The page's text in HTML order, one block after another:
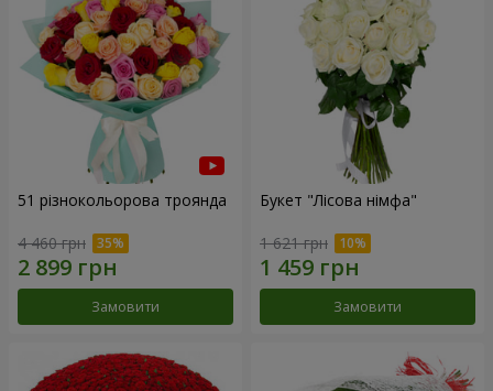
51 різнокольорова троянда
4 460 грн
Замовити
Букет "Лісова німфа"
1 621 грн
Замовити